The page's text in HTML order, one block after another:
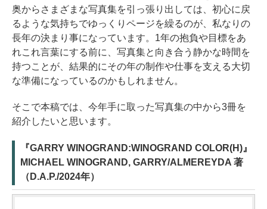
奥からさまざまな写真集を引っ張り出しては、初心に戻
るような気持ちでゆっくりページを繰るのが、私なりの
長年の決まり事になっています。1年の抱負や目標をあ
れこれ言葉にする前に、写真集と向き合う静かな時間を
持つことが、結果的にその年の制作や仕事を支える大切
な準備になっているのかもしれません。
そこで本稿では、今年手に取った写真集の中から3冊を
紹介したいと思います。
『GARRY WINOGRAND:WINOGRAND COLOR(H)』
MICHAEL WINOGRAND, GARRY/ALMEREYDA 著
（D.A.P./2024年）